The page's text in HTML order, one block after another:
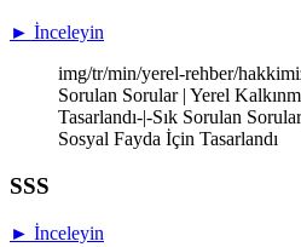
► İnceleyin
img/tr/min/yerel-rehber/
Sorulan Sorular | Yerel
Tasarlandı-|-Sık Sorulan
Sosyal Fayda İçin Tasarlandı
SSS
► İnceleyin